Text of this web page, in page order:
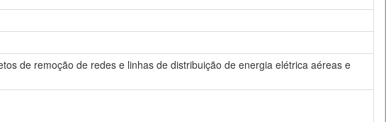
de remoção de redes e linhas de distribuição de energia elétrica aéreas e